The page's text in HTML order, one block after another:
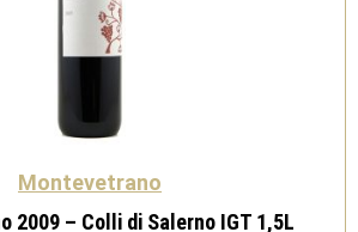
Montevetrano
2009 – Colli di Salerno IGT 1,5L